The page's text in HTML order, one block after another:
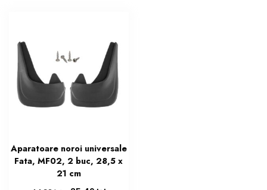
Aparatoare noroi universale
Fata, MF02, 2 buc, 28,5 x
21 cm